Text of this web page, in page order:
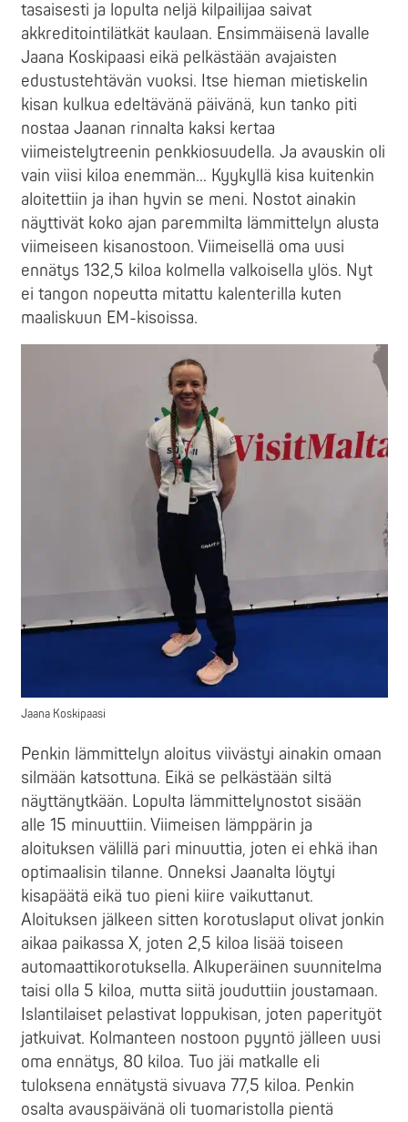
tasaisesti ja lopulta neljä kilpailijaa saivat
akkreditointilätkät kaulaan. Ensimmäisenä lavalle
Jaana Koskipaasi eikä pelkästään avajaisten
edustustehtävän vuoksi. Itse hieman mietiskelin
kisan kulkua edeltävänä päivänä, kun tanko piti
nostaa Jaanan rinnalta kaksi kertaa
viimeistelytreenin penkkiosuudella. Ja avauskin oli
vain viisi kiloa enemmän… Kyykyllä kisa kuitenkin
aloitettiin ja ihan hyvin se meni. Nostot ainakin
näyttivät koko ajan paremmilta lämmittelyn alusta
viimeiseen kisanostoon. Viimeisellä oma uusi
ennätys 132,5 kiloa kolmella valkoisella ylös. Nyt
ei tangon nopeutta mitattu kalenterilla kuten
maaliskuun EM-kisoissa.
Jaana Koskipaasi
Penkin lämmittelyn aloitus viivästyi ainakin omaan
silmään katsottuna. Eikä se pelkästään siltä
näyttänytkään. Lopulta lämmittelynostot sisään
alle 15 minuuttiin. Viimeisen lämppärin ja
aloituksen välillä pari minuuttia, joten ei ehkä ihan
optimaalisin tilanne. Onneksi Jaanalta löytyi
kisapäätä eikä tuo pieni kiire vaikuttanut.
Aloituksen jälkeen sitten korotuslaput olivat jonkin
aikaa paikassa X, joten 2,5 kiloa lisää toiseen
automaattikorotuksella. Alkuperäinen suunnitelma
taisi olla 5 kiloa, mutta siitä jouduttiin joustamaan.
Islantilaiset pelastivat loppukisan, joten paperityöt
jatkuivat. Kolmanteen nostoon pyyntö jälleen uusi
oma ennätys, 80 kiloa. Tuo jäi matkalle eli
tuloksena ennätystä sivuava 77,5 kiloa. Penkin
osalta avauspäivänä oli tuomaristolla pientä